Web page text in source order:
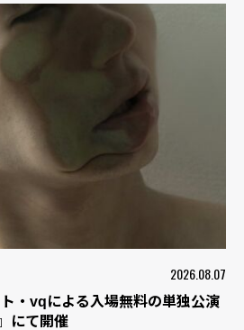
2026.08.07
・vqによる入場無料の単独公演
にて開催